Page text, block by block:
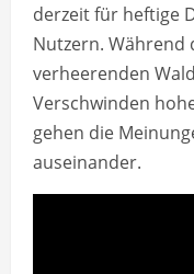
derzeit für heftige
Nutzern. Während
verheerenden
Verschwinden
gehen die
auseinander.